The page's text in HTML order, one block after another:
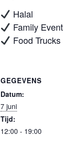
Halal
Family Event
Food Trucks
GEGEVENS
Datum:
7 juni
Tijd:
12:00 - 19:00